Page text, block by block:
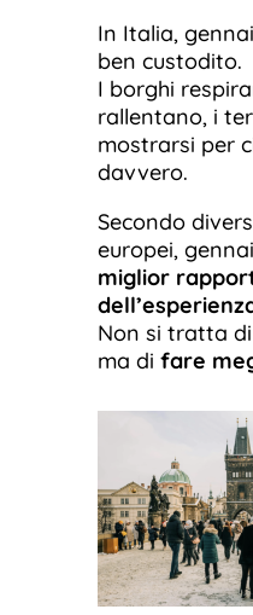
In Italia,
ben custodito.
I borghi
rallentano, i
mostrarsi per
davvero.
Secondo
europei,
miglior
Non si tratta
ma di fare